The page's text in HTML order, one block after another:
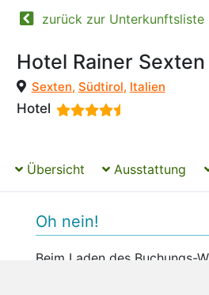
zurück zur Unterkunftsliste
Hotel Rainer Sexten
Sexten, Südtirol, Italien
Hotel
Übersicht Ausstattung
Oh nein!
Beim Laden des Buchungs-